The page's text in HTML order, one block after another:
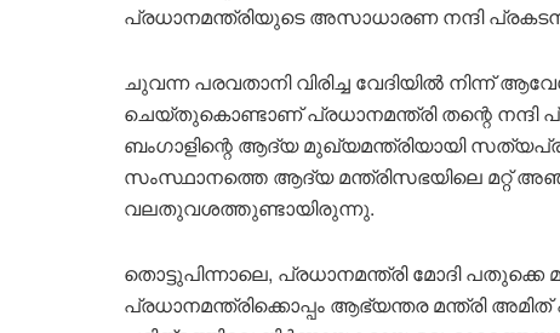
പ്രധാനമന്ത്രിയുടെ അസാധാരണ നന്ദി
ചുവന്ന പരവതാനി വിരിച്ച വേദിയിൽ നിന്ന്
ചെയ്തുകൊണ്ടാണ് പ്രധാനമന്ത്രി തന്റെ നന്ദി
ബംഗാളിന്റെ ആദ്യ മുഖ്യമന്ത്രിയായി
സംസ്ഥാനത്തെ ആദ്യ മന്ത്രിസഭയിലെ മറ്റ്
വലതുവശത്തുണ്ടായിരുന്നു.
തൊട്ടുപിന്നാലെ, പ്രധാനമന്ത്രി മോദി
പ്രധാനമന്ത്രിക്കൊപ്പം ആഭ്യന്തര മന്ത്രി